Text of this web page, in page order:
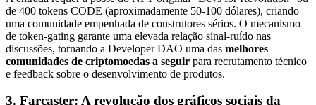
de 400 tokens CODE (aproximadamente 50-100 dólares), criando
uma comunidade empenhada de construtores sérios. O mecanismo
de token-gating garante uma elevada relação sinal-ruído nas
discussões, tornando a Developer DAO uma das melhores
comunidades de criptomoedas a seguir para recrutamento técnico
e feedback sobre o desenvolvimento de produtos.
3. Farcaster: A revolução dos gráficos sociais da